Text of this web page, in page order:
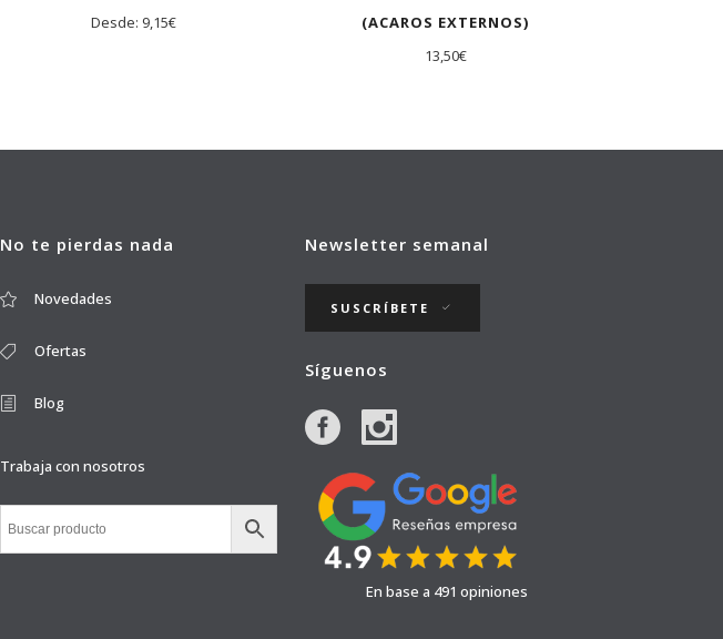
Desde: 9,15€
(ACAROS EXTERNOS)
13,50€
No te pierdas nada
Novedades
Ofertas
Blog
Trabaja con nosotros
Newsletter semanal
SUSCRÍBETE
Síguenos
En base a 491 opiniones